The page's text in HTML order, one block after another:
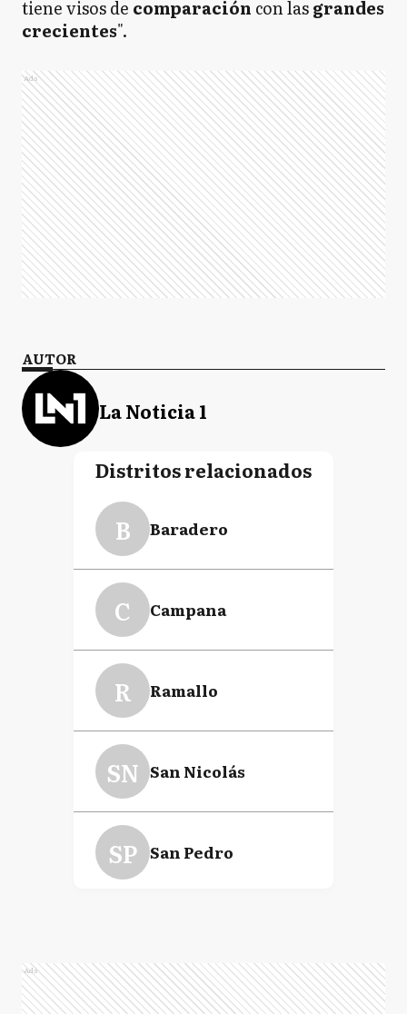
tiene visos de comparación con lasgrandes
crecientes".
Ads
AUTOR
La Noticia 1
Distritos relacionados
B Baradero
C Campana
R Ramallo
SN San Nicolás
SP San Pedro
Ads